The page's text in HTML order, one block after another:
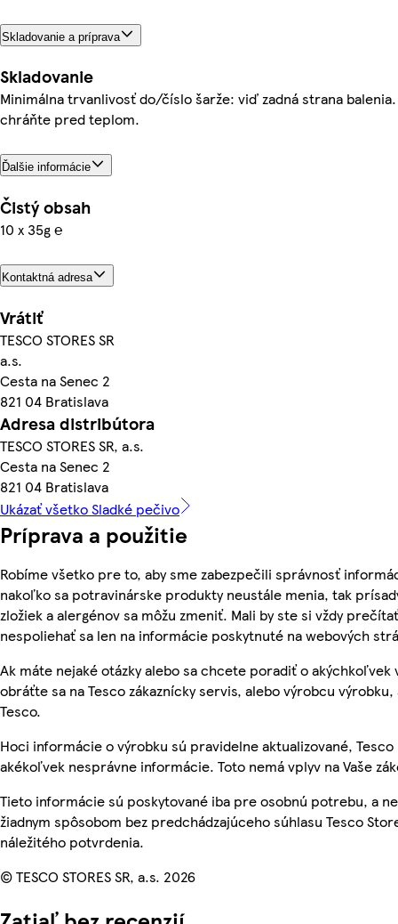
Skladovanie a príprava
Skladovanie
Minimálna trvanlivosť do/číslo šarže: viď zadná strana
chráňte pred teplom.
Ďalšie informácie
Čistý obsah
10 x 35g ℮
Kontaktná adresa
Vrátiť
TESCO STORES SR
a.s.
Cesta na Senec 2
821 04 Bratislava
Adresa distribútora
TESCO STORES SR, a.s.
Cesta na Senec 2
821 04 Bratislava
Ukázať všetko Sladké pečivo
Príprava a použitie
Robíme všetko pre to, aby sme zabezpečili správnosť
nakoľko sa potravinárske produkty neustále menia, tak
zložiek a alergénov sa môžu zmeniť. Mali by ste si vždy
nespoliehať sa len na informácie poskytnuté na webových
Ak máte nejaké otázky alebo sa chcete poradiť o akýchkoľvek
obráťte sa na Tesco zákaznícky servis, alebo výrobcu
Tesco.
Hoci informácie o výrobku sú pravidelne aktualizované,
akékoľvek nesprávne informácie. Toto nemá vplyv na Vaše
Tieto informácie sú poskytované iba pre osobnú potrebu, a
žiadnym spôsobom bez predchádzajúceho súhlasu Tesco
náležitého potvrdenia.
© TESCO STORES SR, a.s. 2026